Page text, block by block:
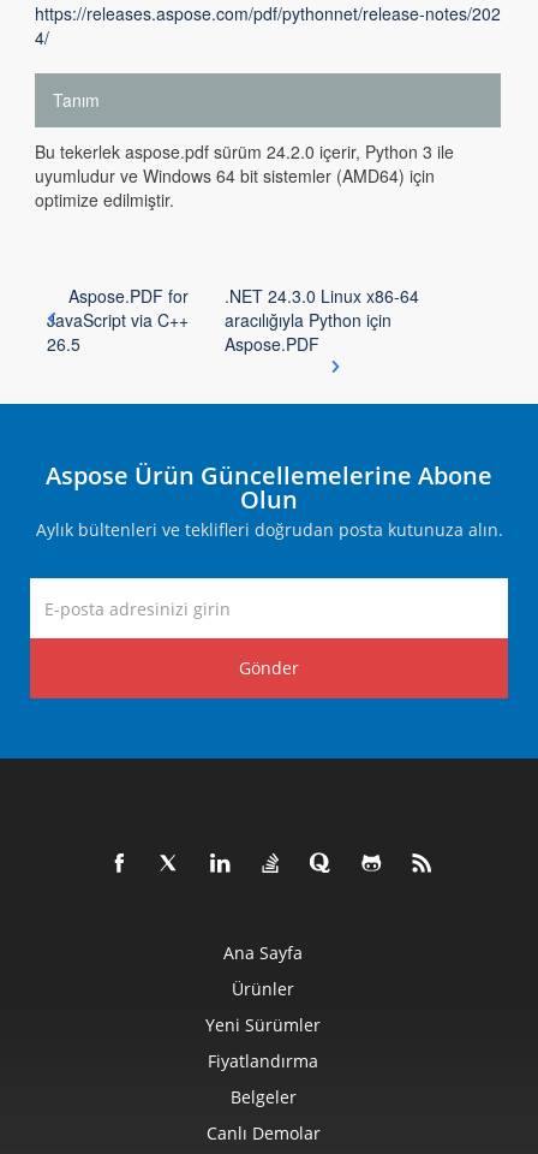
https://releases.aspose.com/pdf/pythonnet/release-notes/202
4/
Tanım
Bu tekerlek aspose.pdf sürüm 24.2.0 içerir, Python 3 ile
uyumludur ve Windows 64 bit sistemler (AMD64) için
optimize edilmiştir.
Aspose.PDF for
JavaScript via C++
26.5
.NET 24.3.0 Linux x86-64
aracılığıyla Python için
Aspose.PDF
Aspose Ürün Güncellemelerine Abone
Olun
Aylık bültenleri ve teklifleri doğrudan posta kutunuza alın.
Gönder
Ana Sayfa
Ürünler
Yeni Sürümler
Fiyatlandırma
Belgeler
Canlı Demolar